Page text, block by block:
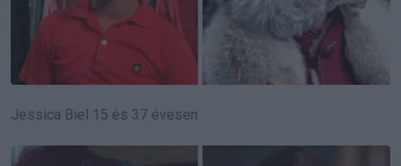
Jessica Biel 15 és 37 évesen